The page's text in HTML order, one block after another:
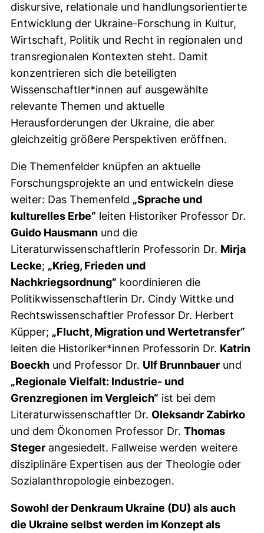
diskursive, relationale und handlungsorientierte
Entwicklung der Ukraine-Forschung in Kultur,
Wirtschaft, Politik und Recht in regionalen und
transregionalen Kontexten steht. Damit
konzentrieren sich die beteiligten
Wissenschaftler*innen auf ausgewählte
relevante Themen und aktuelle
Herausforderungen der Ukraine, die aber
gleichzeitig größere Perspektiven eröffnen.
Die Themenfelder knüpfen an aktuelle
Forschungsprojekte an und entwickeln diese
weiter: Das Themenfeld „Sprache und
kulturelles Erbe“ leiten Historiker Professor Dr.
Guido Hausmann und die
Literaturwissenschaftlerin Professorin Dr. Mirja
Lecke; „Krieg, Frieden und
Nachkriegsordnung“ koordinieren die
Politikwissenschaftlerin Dr. Cindy Wittke und
Rechtswissenschaftler Professor Dr. Herbert
Küpper; „Flucht, Migration und Wertetransfer“
leiten die Historiker*innen Professorin Dr. Katrin
Boeckh und Professor Dr. Ulf Brunnbauer und
„Regionale Vielfalt: Industrie- und
Grenzregionen im Vergleich“ ist bei dem
Literaturwissenschaftler Dr. Oleksandr Zabirko
und dem Ökonomen Professor Dr. Thomas
Steger angesiedelt. Fallweise werden weitere
disziplinäre Expertisen aus der Theologie oder
Sozialanthropologie einbezogen.
Sowohl der Denkraum Ukraine (DU) als auch
die Ukraine selbst werden im Konzept als